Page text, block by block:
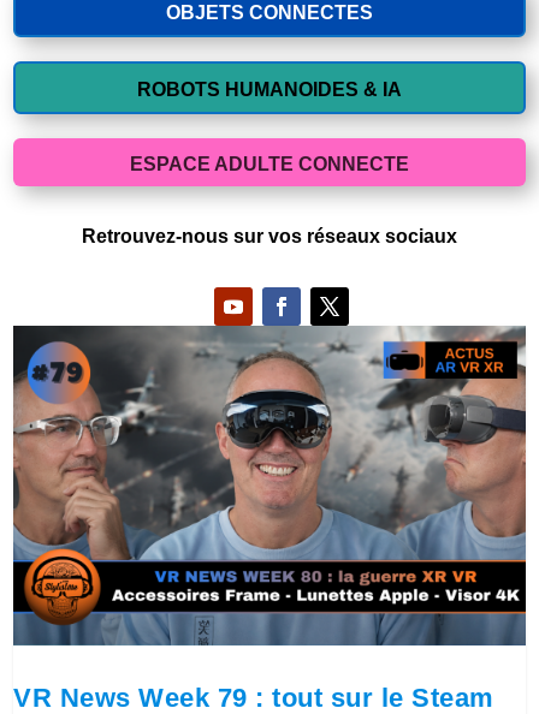
OBJETS CONNECTES
ROBOTS HUMANOIDES & IA
ESPACE ADULTE CONNECTE
Retrouvez-nous sur vos réseaux sociaux
VR News Week 79 : tout sur le Steam